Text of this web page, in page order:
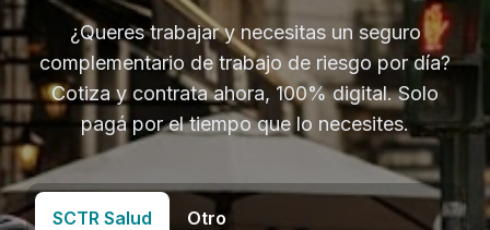
¿Queres trabajar y necesitas un seguro
complementario de trabajo de riesgo por día?
Cotiza y contrata ahora, 100% digital. Solo
pagá por el tiempo que lo necesites.
SCTR Salud Otro